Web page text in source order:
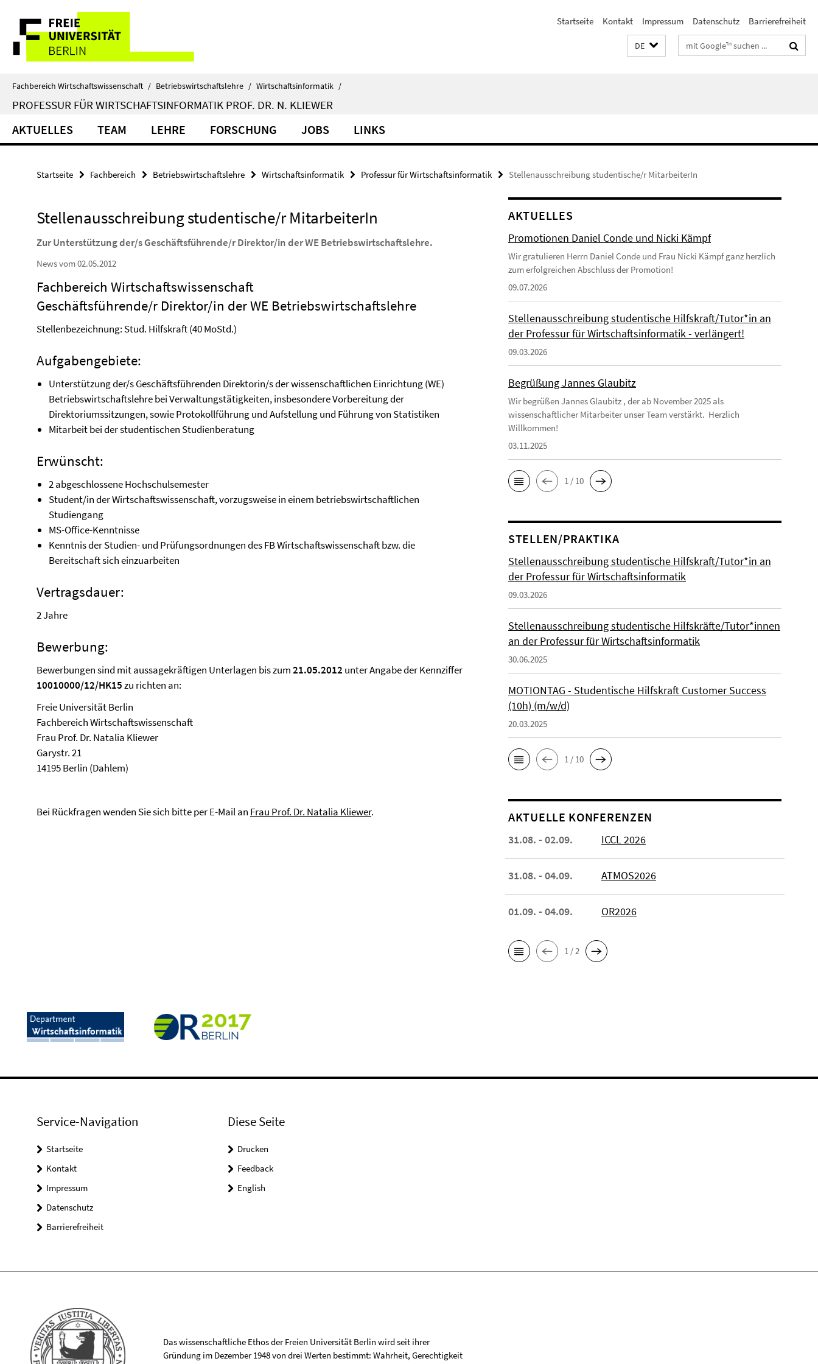
direkt
Inhalt
Service-
Navigation
Startseite Kontakt Impressum Datenschutz Barrierefreiheit
DE Suchbegriffe
Fachbereich Wirtschaftswissenschaft / Betriebswirtschaftslehre / Wirtschaftsinformatik /
PROFESSUR FÜR WIRTSCHAFTSINFORMATIK PROF. DR. N. KLIEWER
AKTUELLES TEAM LEHRE FORSCHUNG JOBS LINKS
Startseite Fachbereich Betriebswirtschaftslehre Wirtschaftsinformatik Professur für Wirtschaftsinformatik Stellenausschreibung studentische/r MitarbeiterIn
Stellenausschreibung studentische/r MitarbeiterIn
Zur Unterstützung der/s Geschäftsführende/r Direktor/in der WE Betriebswirtschaftslehre.
News vom 02.05.2012
Fachbereich Wirtschaftswissenschaft
Geschäftsführende/r Direktor/in der WE Betriebswirtschaftslehre
Stellenbezeichnung: Stud. Hilfskraft (40 MoStd.)
Aufgabengebiete:
Unterstützung der/s Geschäftsführenden Direktorin/s der wissenschaftlichen Einrichtung (WE)
Betriebswirtschaftslehre bei Verwaltungstätigkeiten, insbesondere Vorbereitung der
Direktoriumssitzungen, sowie Protokollführung und Aufstellung und Führung von Statistiken
Mitarbeit bei der studentischen Studienberatung
Erwünscht:
2 abgeschlossene Hochschulsemester
Student/in der Wirtschaftswissenschaft, vorzugsweise in einem betriebswirtschaftlichen
Studiengang
MS-Office-Kenntnisse
Kenntnis der Studien- und Prüfungsordnungen des FB Wirtschaftswissenschaft bzw. die
Bereitschaft sich einzuarbeiten
Vertragsdauer:
2 Jahre
Bewerbung:
Bewerbungen sind mit aussagekräftigen Unterlagen bis zum21.05.2012 unter Angabe der Kennziffer
10010000/12/HK15zu richten an:
Freie Universität Berlin
Fachbereich Wirtschaftswissenschaft
Frau Prof. Dr. Natalia Kliewer
Garystr. 21
14195 Berlin (Dahlem)
Bei Rückfragen wenden Sie sich bitte per E-Mail an Frau Prof. Dr. Natalia Kliewer.
AKTUELLES
Promotionen Daniel Conde und Nicki Kämpf
Wir gratulieren Herrn Daniel Conde und Frau Nicki Kämpf ganz herzlich
zum erfolgreichen Abschluss der Promotion!
09.07.2026
Stellenausschreibung studentische Hilfskraft/Tutor*in an
der Professur für Wirtschaftsinformatik - verlängert!
09.03.2026
Begrüßung Jannes Glaubitz
Wir begrüßen Jannes Glaubitz , der ab November 2025 als
wissenschaftlicher Mitarbeiter unser Team verstärkt. Herzlich
Willkommen!
03.11.2025
1 / 10
STELLEN/PRAKTIKA
Stellenausschreibung studentische Hilfskraft/Tutor*in an
der Professur für Wirtschaftsinformatik
09.03.2026
Stellenausschreibung studentische Hilfskräfte/Tutor*innen
an der Professur für Wirtschaftsinformatik
30.06.2025
MOTIONTAG - Studentische Hilfskraft Customer Success
(10h) (m/w/d)
20.03.2025
1 / 10
AKTUELLE KONFERENZEN
31.08. - 02.09. ICCL 2026
31.08. - 04.09. ATMOS2026
01.09. - 04.09. OR2026
1 / 2
Service-Navigation
Startseite
Kontakt
Impressum
Datenschutz
Barrierefreiheit
Diese Seite
Drucken
Feedback
English
Das wissenschaftliche Ethos der Freien Universität Berlin wird seit ihrer
Gründung im Dezember 1948 von drei Werten bestimmt: Wahrheit, Gerechtigkeit